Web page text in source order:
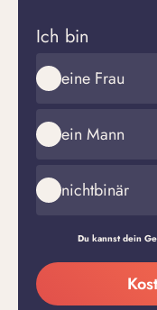
Ich bin
eine Frau
ein Mann
nichtbinär
Du kannst dein
Meine
E-